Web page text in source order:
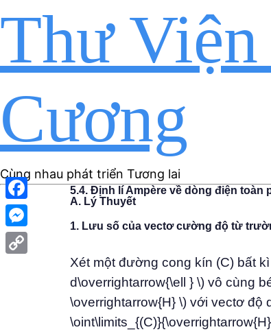
Thư
Cương
Cùng nhau phát triển Tương lai
5.4. Định lí Ampère về dòng điện toàn
A. Lý Thuyết
1. Lưu số của vectơ cường độ từ
Xét một đường cong kín (C) bất
d\overrightarrow{\ell } \) vô cùng
\overrightarrow{H} \) với vectơ
Facebook
Messenger